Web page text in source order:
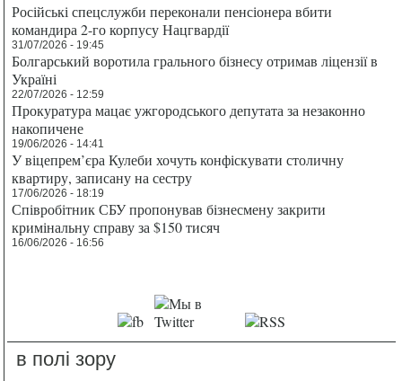
Російські спецслужби переконали пенсіонера вбити
командира 2-го корпусу Нацгвардії
31/07/2026 - 19:45
Болгарський воротила грального бізнесу отримав ліцензії в
Україні
22/07/2026 - 12:59
Прокуратура мацає ужгородського депутата за незаконно
накопичене
19/06/2026 - 14:41
У віцепрем’єра Кулеби хочуть конфіскувати столичну
квартиру, записану на сестру
17/06/2026 - 18:19
Співробітник СБУ пропонував бізнесмену закрити
кримінальну справу за $150 тисяч
16/06/2026 - 16:56
в полі зору